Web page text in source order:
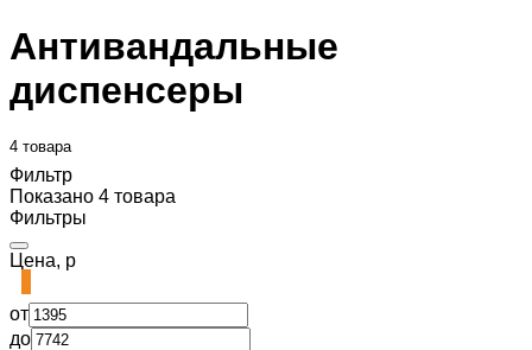
Антивандальные
диспенсеры
4 товара
Фильтр
Показано 4 товара
Фильтры
Цена, р
от
до